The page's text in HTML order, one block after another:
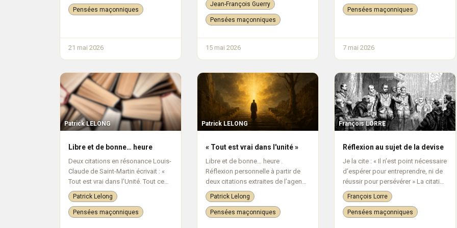
individuelle, en quelque sorte...
Pensées maçonniques
21 mai 2026
caractérisés par le particularisme
de leurs rites et l'orientation
Jean-François Guerry
Pensées maçonniques
15 mai 2026
rient avec la joie ...
Pensées maçonniques
7 mai 2026
Patrick LELONG
Libre et de bonne… heure
Deux citations en résonance Louis-
Claude de Saint-Martin écrivait : «
Tout est vrai dans l’Unité. Tout ce
qui est coéternel avec elle est
parfait. Tout ce qui s’en sépare est
altéré ou faux. » En quoi...
Patrick Lelong
Pensées maçonniques
Patrick LELONG
« Tout est vrai dans l'unité »
Libre et de bonne… heure .
Réflexion personnelle à partir de
deux citations extraites de l’agenda
maçonnique 6025 (Juillet pour
Simone Weil et septembre pour
Louis-Claude de Saint-Martin). Tout
Patrick Lelong
Pensées maçonniques
François LORRE
Réflexion au sujet de la devise
Je la cite : « Il n’est point nécessaire
d’espérer pour entreprendre, ni de
réussir pour persévérer » La citation
de Guillaume d'Orange , reflète une
philosophie de courage et de
détermination face au...
François Lorre
Pensées maçonniques